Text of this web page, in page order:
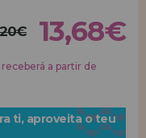
13,68€
a partir de
ti, aproveita o teu